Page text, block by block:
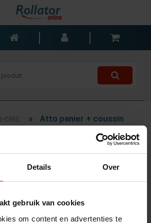
Details Over
gebruik van cookies
om content en advertenties te
clés » Atto panier + coussin
au mot-